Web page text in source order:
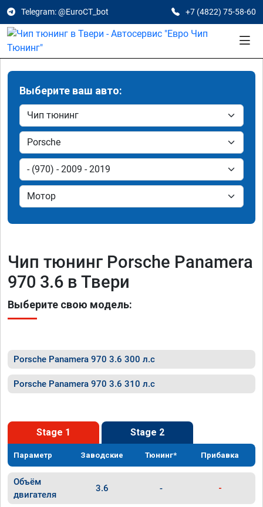
Telegram: @EuroCT_bot +7 (4822) 75-58-60
Выберите ваш авто:
Чип тюнинг Porsche Panamera
970 3.6 в Твери
Выберите свою модель:
Porsche Panamera 970 3.6 300 л.с
Porsche Panamera 970 3.6 310 л.с
Stage 1 Stage 2
Параметр Заводские Тюнинг* Прибавка
Объём
двигателя
3.6 - -